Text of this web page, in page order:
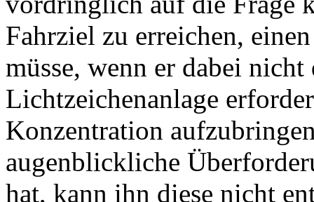
Fahrziel zu erreichen,
müsse, wenn er dabei
Lichtzeichenanlage
Konzentration
augenblickliche
hat, kann ihn diese nicht